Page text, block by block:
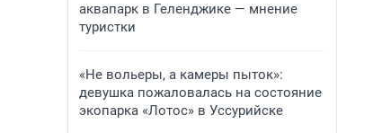
аквапарк в Геленджике — мнение
туристки
«Не вольеры, а камеры пыток»:
девушка пожаловалась на состояние
экопарка «Лотос» в Уссурийске